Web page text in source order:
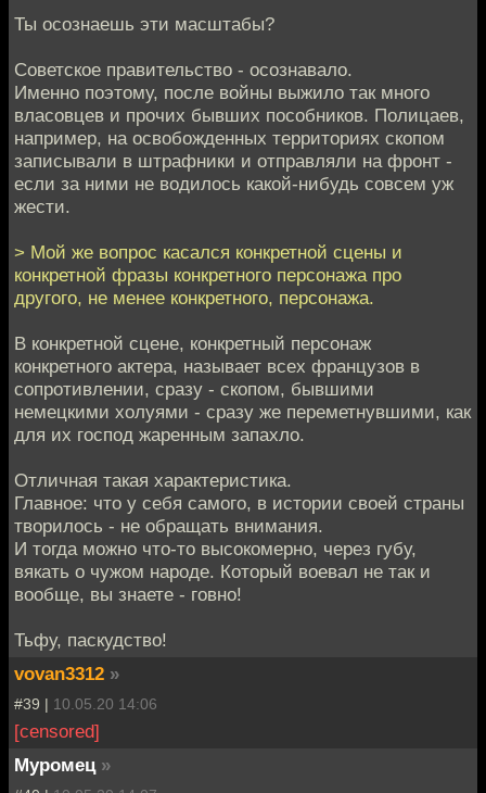
Ты осознаешь эти масштабы?
Советское правительство - осознавало.
Именно поэтому, после войны выжило так много
власовцев и прочих бывших пособников. Полицаев,
например, на освобожденных территориях скопом
записывали в штрафники и отправляли на фронт -
если за ними не водилось какой-нибудь совсем уж
жести.
> Мой же вопрос касался конкретной сцены и
конкретной фразы конкретного персонажа про
другого, не менее конкретного, персонажа.
В конкретной сцене, конкретный персонаж
конкретного актера, называет всех французов в
сопротивлении, сразу - скопом, бывшими
немецкими холуями - сразу же переметнувшими, как
для их господ жаренным запахло.
Отличная такая характеристика.
Главное: что у себя самого, в истории своей страны
творилось - не обращать внимания.
И тогда можно что-то высокомерно, через губу,
вякать о чужом народе. Который воевал не так и
вообще, вы знаете - говно!
Тьфу, паскудство!
vovan3312 »
#39 | 10.05.20 14:06
[censored]
Муромец »